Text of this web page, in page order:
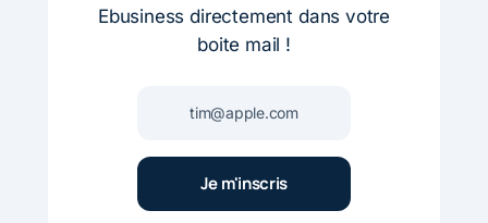
Ebusiness directement dans votre
boite mail !